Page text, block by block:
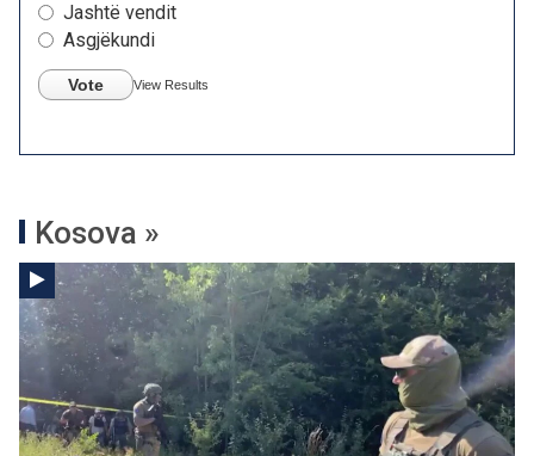
Jashtë vendit
Asgjëkundi
Vote View Results
Kosova »